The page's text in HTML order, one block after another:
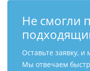
Не смогли
Оставьте заявку,
Мы отвечаем